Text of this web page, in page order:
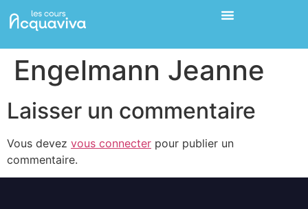
Engelmann Jeanne
Laisser un commentaire
Vous devez vous connecter pour publier un
commentaire.